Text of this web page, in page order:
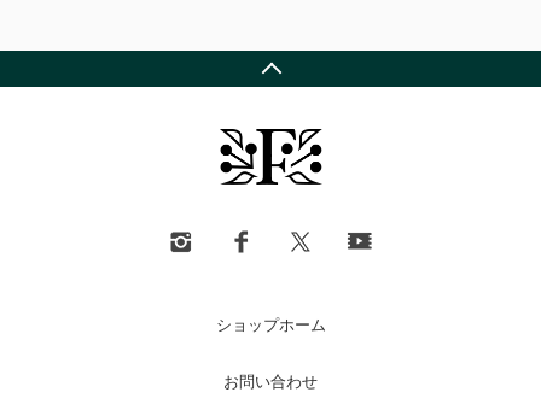
ショップホーム
お問い合わせ